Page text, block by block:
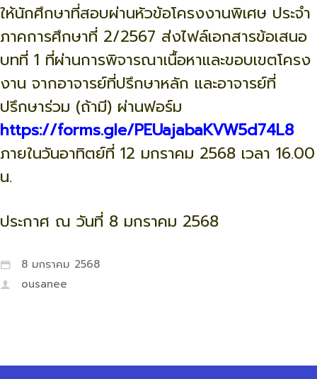
ให้นักศึกษาที่สอบผ่านหัวข้อโครงงานพิเศษ ประจำ
ภาคการศึกษาที่ 2/2567 ส่งไฟล์เอกสารข้อเสนอ
บทที่ 1 ที่ผ่านการพิจารณาเนื้อหาและขอบเขตโครง
งาน จากอาจารย์ที่ปรึกษาหลัก และอาจารย์ที่
ปรึกษาร่วม (ถ้ามี) ผ่านฟอร์ม
https://forms.gle/PEUajabaKVW5d74L8
ภายในวันอาทิตย์ที่ 12 มกราคม 2568 เวลา 16.00
น.
ประกาศ ณ วันที่ 8 มกราคม 2568
8 มกราคม 2568
ousanee